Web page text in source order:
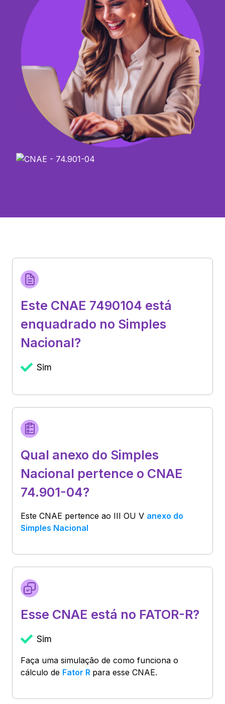
Este CNAE 7490104 está
enquadrado no Simples
Nacional?
Sim
Qual anexo do Simples
Nacional pertence o CNAE
74.901-04?
Este CNAE pertence ao III OU V anexo do
Simples Nacional
Esse CNAE está no FATOR-R?
Sim
Faça uma simulação de como funciona o
cálculo de Fator R para esse CNAE.